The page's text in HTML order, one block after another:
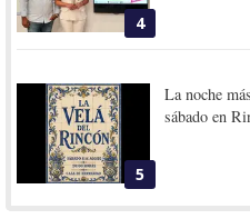
4
5
La noche
sábado en